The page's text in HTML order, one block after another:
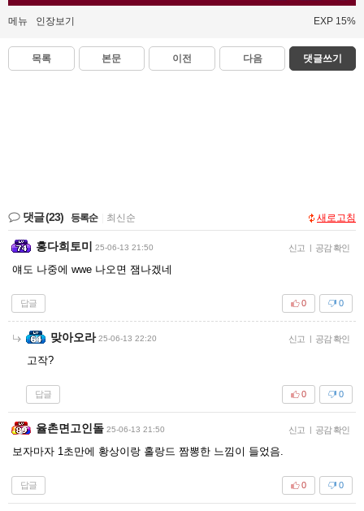
메뉴 인장보기 EXP 15%
목록 본문 이전 다음 댓글쓰기
댓글(23) 등록순 최신순 새로고침
홍다희토미 25-06-13 21:50 신고 | 공감 확인
얘도 나중에 wwe 나오면 잼나겠네
답글 0
0
맞아오라 25-06-13 22:20 신고 | 공감 확인
고작?
답글 0
0
율촌면고인돌 25-06-13 21:50 신고 | 공감 확인
보자마자 1초만에 황상이랑 홀랑드 짬뽕한 느낌이 들었음.
답글 0
0